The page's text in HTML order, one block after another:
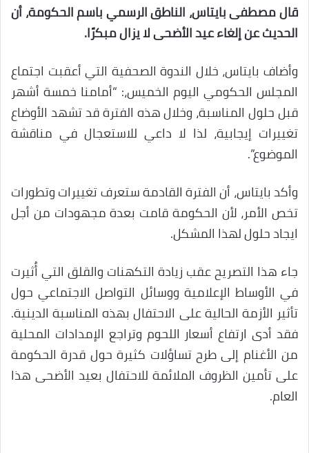
قال مصطفى بايتاس، الناطق الرسمي باسم الحكومة، أن
الحديث عن إلغاء عيد الأضحى لا يزال مبكرًا.
وأضاف بايتاس، خلال الندوة الصحفية التي أعقبت اجتماع
المجلس الحكومي اليوم الخميس،: “أمامنا خمسة أشهر
قبل حلول المناسبة، وخلال هذه الفترة قد تشهد الأوضاع
تغييرات إيجابية، لذا لا داعي للاستعجال في مناقشة
الموضوع”.
وأكد بايتاس، أن الفترة القادمة ستعرف تغييرات وتطورات
تخص الأمر، لأن الحكومة قامت بعدة مجهودات من أجل
ايجاد حلول لهذا المشكل.
جاء هذا التصريح عقب زيادة التكهنات والقلق التي أُثيرت
في الأوساط الإعلامية ووسائل التواصل الاجتماعي حول
تأثير الأزمة الحالية على الاحتفال بهذه المناسبة الدينية.
فقد أدى ارتفاع أسعار اللحوم وتراجع الإمدادات المحلية
من الأغنام إلى طرح تساؤلات كثيرة حول قدرة الحكومة
على تأمين الظروف الملائمة للاحتفال بعيد الأضحى هذا
العام.